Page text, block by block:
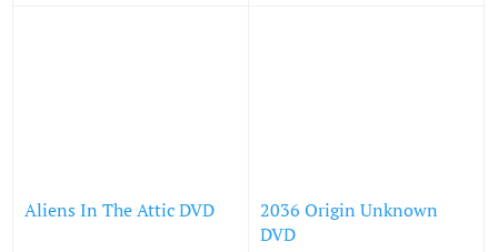
Aliens In The Attic DVD
2036 Origin Unknown
DVD